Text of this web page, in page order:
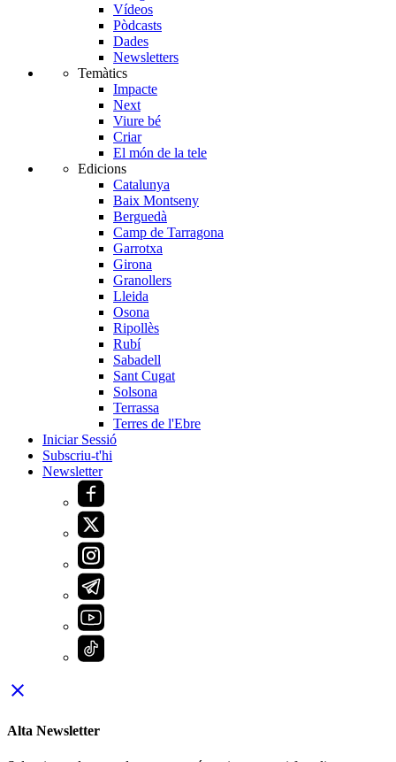
Vídeos
Pòdcasts
Dades
Newsletters
Temàtics
Impacte
Next
Viure bé
Criar
El món de la tele
Edicions
Catalunya
Baix Montseny
Berguedà
Camp de Tarragona
Garrotxa
Girona
Granollers
Lleida
Osona
Ripollès
Rubí
Sabadell
Sant Cugat
Solsona
Terrassa
Terres de l'Ebre
Iniciar Sessió
Subscriu-t'hi
Newsletter
close
Alta Newsletter